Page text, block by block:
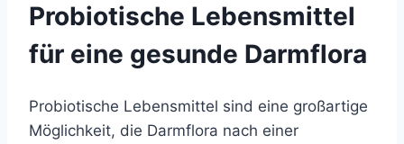
Probiotische Lebensmittel
für eine gesunde Darmflora
Probiotische Lebensmittel sind eine großartige
Möglichkeit, die Darmflora nach einer